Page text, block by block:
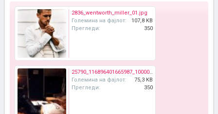
2836_wentworth_miller_01.jpg
Големина на фајлот:
107,8 KB
Прегледи:
350
25790_116896401665987_100000368844245_182660_3493325_n.jpg
Големина на фајлот:
75,3 KB
Прегледи:
350